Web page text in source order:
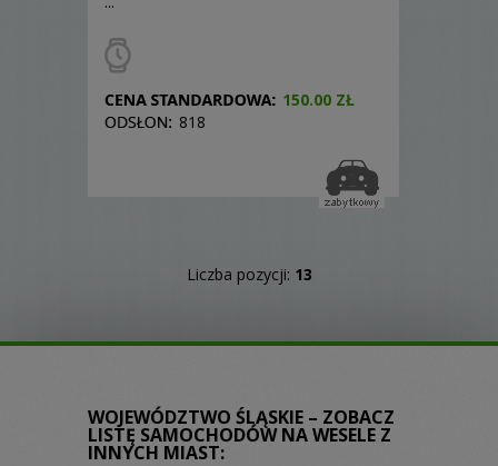
150.00 ZŁ
818
Liczba pozycji: 13
WOJEWÓDZTWO ŚLĄSKIE – ZOBACZ
LISTĘ SAMOCHODÓW NA WESELE Z
INNYCH MIAST: